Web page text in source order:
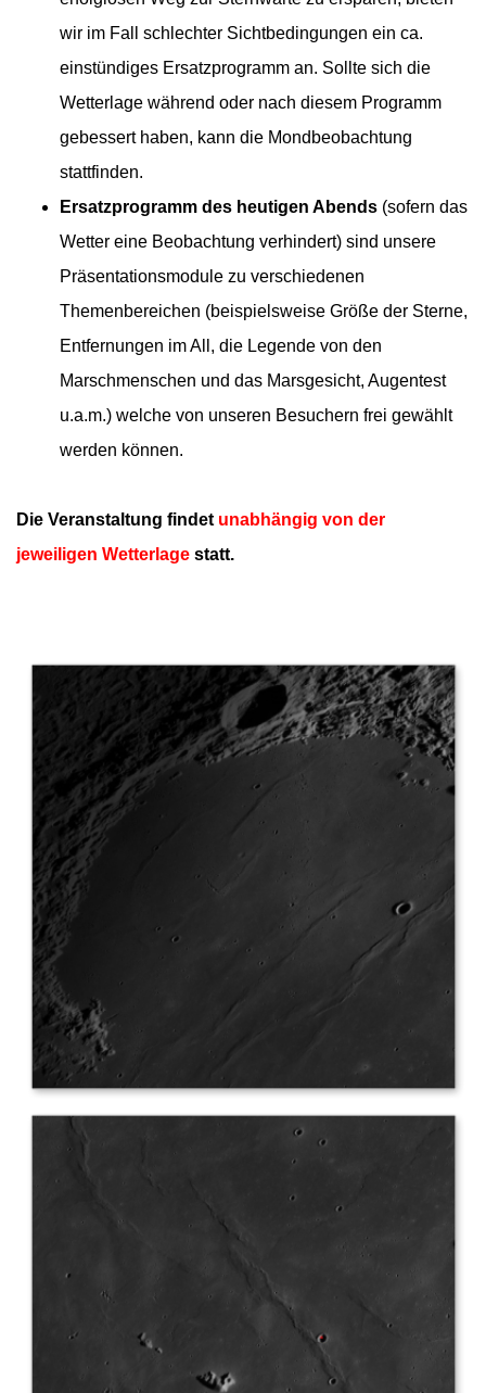
wir im Fall schlechter Sichtbedingungen ein ca.
einstündiges Ersatzprogramm an. Sollte sich die
Wetterlage während oder nach diesem Programm
gebessert haben, kann die Mondbeobachtung
stattfinden.
Ersatzprogramm des heutigen Abends (sofern das
Wetter eine Beobachtung verhindert) sind unsere
Präsentationsmodule zu verschiedenen
Themenbereichen (beispielsweise Größe der Sterne,
Entfernungen im All, die Legende von den
Marschmenschen und das Marsgesicht, Augentest
u.a.m.) welche von unseren Besuchern frei gewählt
werden können.
Die Veranstaltung findet unabhängig von der
jeweiligen Wetterlage statt.